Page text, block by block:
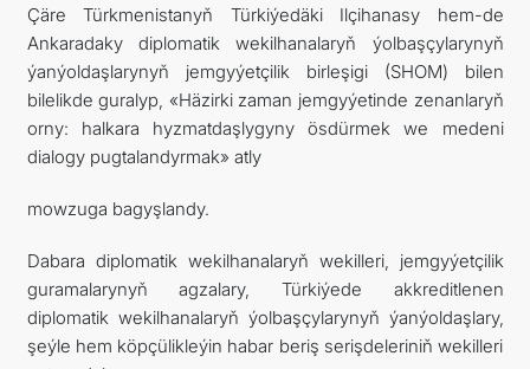
Çäre Türkmenistanyň Türkiýedäki Ilçihanasy hem-de
Ankaradaky diplomatik wekilhanalaryň ýolbaşçylarynyň
ýanýoldaşlarynyň jemgyýetçilik birleşigi (SHOM) bilen
bilelikde guralyp, «Häzirki zaman jemgyýetinde zenanlaryň
orny: halkara hyzmatdaşlygyny ösdürmek we medeni
dialogy pugtalandyrmak» atly
mowzuga bagyşlandy.
Dabara diplomatik wekilhanalaryň wekilleri, jemgyýetçilik
guramalarynyň agzalary, Türkiýede akkreditlenen
diplomatik wekilhanalaryň ýolbaşçylarynyň ýanýoldaşlary,
şeýle hem köpçülikleýin habar beriş serişdeleriniň wekilleri